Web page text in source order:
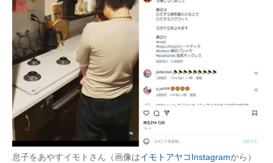
息子をあやすイモトさん（画像はイモトアヤコInstagramから）